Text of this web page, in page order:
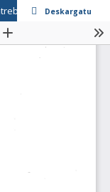
Deskargatu